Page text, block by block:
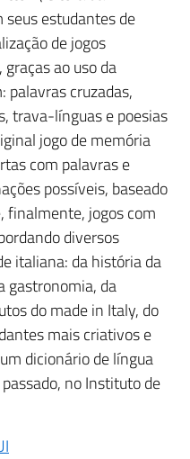
seus estudantes de
de jogos
ao uso da
palavras cruzadas,
trava-línguas e poesias
jogo de memória
com palavras e
possíveis, baseado
finalmente, jogos com
diversos
italiana: da história da
gastronomia, da
do made in Italy, do
mais criativos e
dicionário de língua
no Instituto de